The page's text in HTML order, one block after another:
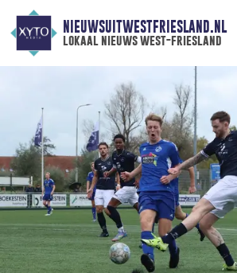
NIEUWSUITWESTFRIESLAND.NL
lokaal nieuws west-friesland